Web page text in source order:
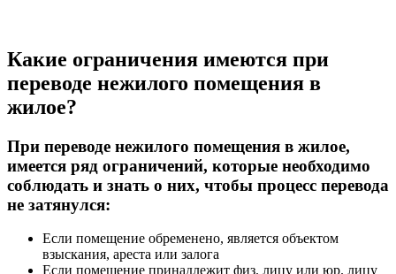
Какие ограничения имеются при
переводе нежилого помещения в
жилое?
При переводе нежилого помещения в жилое,
имеется ряд ограничений, которые необходимо
соблюдать и знать о них, чтобы процесс перевода
не затянулся:
Если помещение обременено, является объектом
взыскания, ареста или залога
Если помещение принадлежит физ. лицу или юр. лицу